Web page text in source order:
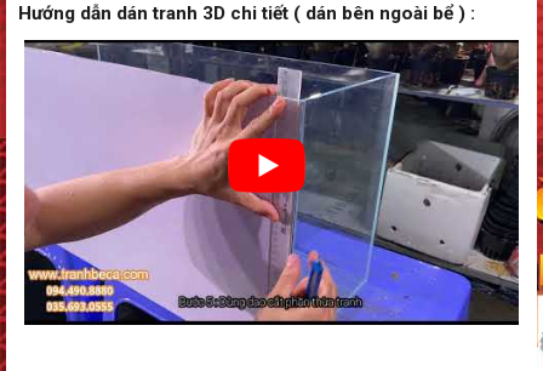
Hướng dẫn dán tranh 3D chi tiết ( dán bên ngoài bể ) :